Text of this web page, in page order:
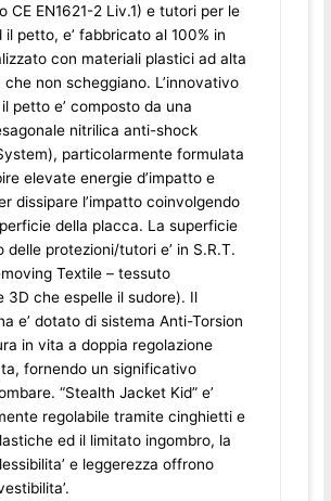
CE EN1621-2 Liv.1) e tutori per le
il petto, e’ fabbricato al 100% in
con materiali plastici ad alta
non scheggiano. L’innovativo
petto e’ composto da una
nitrilica anti-shock
particolarmente formulata
elevate energie d’impatto e
dissipare l’impatto coinvolgendo
della placca. La superficie
delle protezioni/tutori e’ in S.R.T.
Textile – tessuto
3D che espelle il sudore). Il
e’ dotato di sistema Anti-Torsion
in vita a doppia regolazione
fornendo un significativo
“Stealth Jacket Kid” e’
regolabile tramite cinghietti e
ed il limitato ingombro, la
e leggerezza offrono